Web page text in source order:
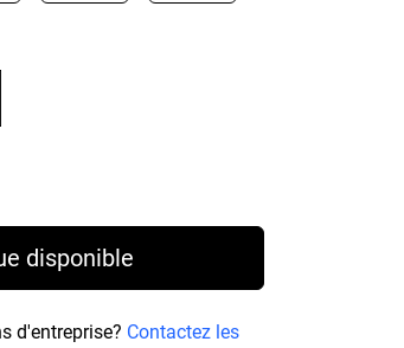
C$
disponible
d'entreprise? Contactez les